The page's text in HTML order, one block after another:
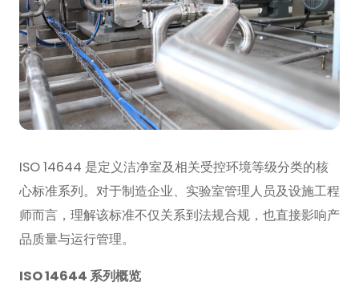
ISO 14644 是定义洁净室及相关受控环境等级分类的核
心标准系列。对于制造企业、实验室管理人员及设施工程
师而言，理解该标准不仅关系到法规合规，也直接影响产
品质量与运行管理。
ISO 14644 系列概览